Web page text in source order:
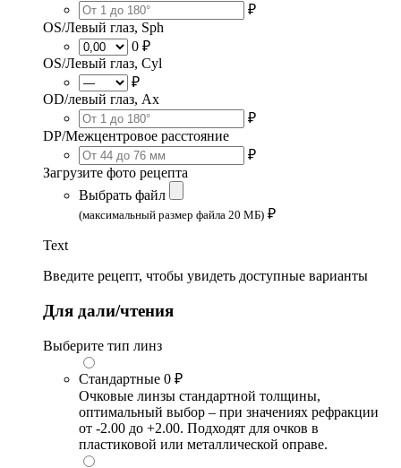
₽
OS/Левый глаз, Sph
0 ₽
OS/Левый глаз, Cyl
₽
OD/левый глаз, Ax
₽
DP/Межцентровое расстояние
₽
Загрузите фото рецепта
Выбрать файл
(максимальный размер файла 20 МБ) ₽
Text
Введите рецепт, чтобы увидеть доступные варианты
Для дали/чтения
Выберите тип линз
Стандартные 0 ₽
Очковые линзы стандартной толщины,
оптимальный выбор – при значениях рефракции
от -2.00 до +2.00. Подходят для очков в
пластиковой или металлической оправе.